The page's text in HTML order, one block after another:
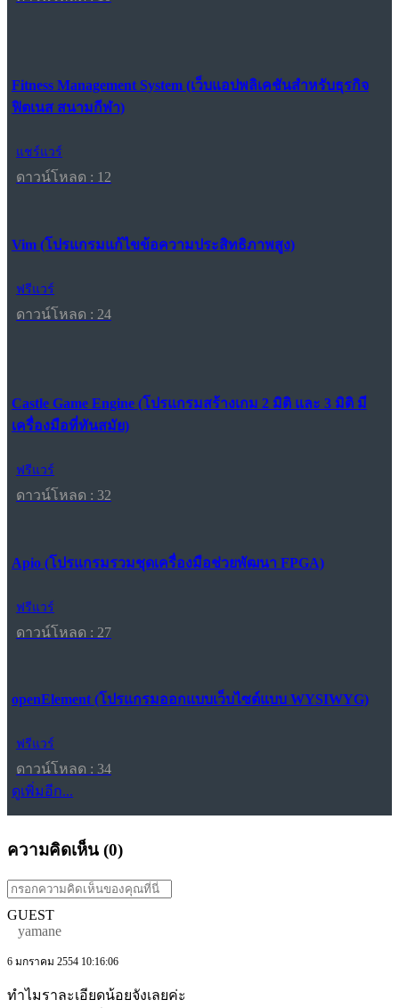
Fitness Management System (เว็บแอปพลิเคชันสำหรับธุรกิจ
ฟิตเนส สนามกีฬา)
แชร์แวร์
ดาวน์โหลด : 12
Vim (โปรแกรมแก้ไขข้อความประสิทธิภาพสูง)
ฟรีแวร์
ดาวน์โหลด : 24
Castle Game Engine (โปรแกรมสร้างเกม 2 มิติ และ 3 มิติ มี
เครื่องมือที่ทันสมัย)
ฟรีแวร์
ดาวน์โหลด : 32
Apio (โปรแกรมรวมชุดเครื่องมือช่วยพัฒนา FPGA)
ฟรีแวร์
ดาวน์โหลด : 27
openElement (โปรแกรมออกแบบเว็บไซต์แบบ WYSIWYG)
ฟรีแวร์
ดาวน์โหลด : 34
ดูเพิ่มอีก...
ความคิดเห็น (0)
GUEST
yamane
6 มกราคม 2554 10:16:06
ทำไมราละเอียดน้อยจังเลยค่ะ